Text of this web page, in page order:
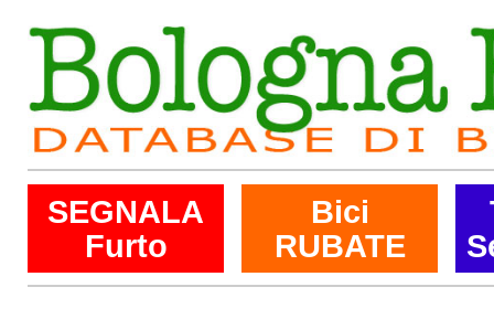
SEGNALA
Furto
Bici
RUBATE